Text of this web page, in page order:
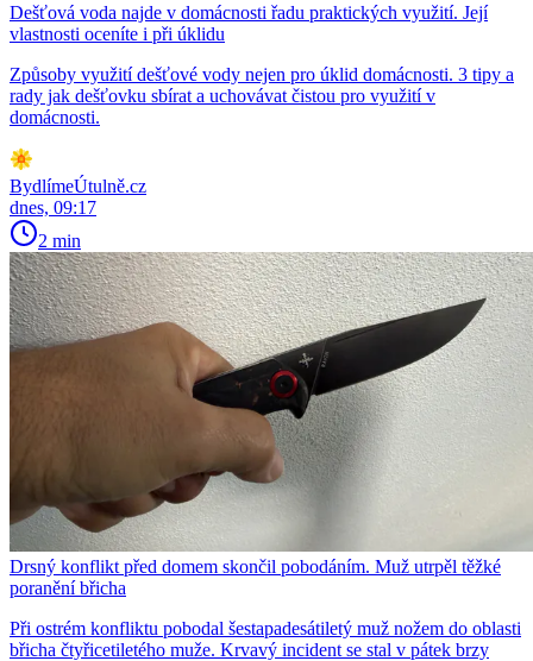
Dešťová voda najde v domácnosti řadu praktických využití. Její
vlastnosti oceníte i při úklidu
Způsoby využití dešťové vody nejen pro úklid domácnosti. 3 tipy a
rady jak dešťovku sbírat a uchovávat čistou pro využití v
domácnosti.
BydlímeÚtulně.cz
dnes, 09:17
2 min
Drsný konflikt před domem skončil pobodáním. Muž utrpěl těžké
poranění břicha
Při ostrém konfliktu pobodal šestapadesátiletý muž nožem do oblasti
břicha čtyřicetiletého muže. Krvavý incident se stal v pátek brzy